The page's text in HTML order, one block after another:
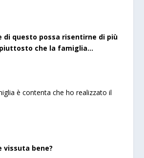
di questo possa risentirne di più
che la famiglia…
è contenta che ho realizzato il
vissuta bene?